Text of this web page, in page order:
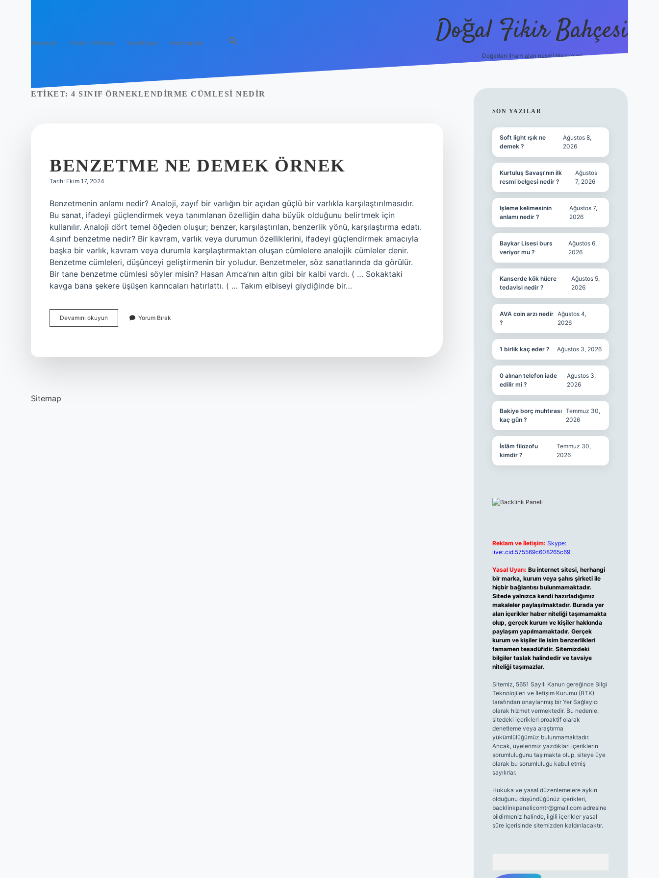
Anasayfa Gizlilik Politikası Yasal Uyarı Hakkımızda Doğal Fikir Bahçesi
Doğadan ilham alan neşeli hikayeler!
ETIKET: 4 SINIF ÖRNEKLENDIRME CÜMLESI NEDIR
BENZETME NE DEMEK ÖRNEK
Tarih: Ekim 17, 2024
Benzetmenin anlamı nedir? Analoji, zayıf bir varlığın bir açıdan güçlü bir varlıkla karşılaştırılmasıdır.
Bu sanat, ifadeyi güçlendirmek veya tanımlanan özelliğin daha büyük olduğunu belirtmek için
kullanılır. Analoji dört temel öğeden oluşur; benzer, karşılaştırılan, benzerlik yönü, karşılaştırma edatı.
4.sınıf benzetme nedir? Bir kavram, varlık veya durumun özelliklerini, ifadeyi güçlendirmek amacıyla
başka bir varlık, kavram veya durumla karşılaştırmaktan oluşan cümlelere analojik cümleler denir.
Benzetme cümleleri, düşünceyi geliştirmenin bir yoludur. Benzetmeler, söz sanatlarında da görülür.
Bir tane benzetme cümlesi söyler misin? Hasan Amca’nın altın gibi bir kalbi vardı. ( … Sokaktaki
kavga bana şekere üşüşen karıncaları hatırlattı. ( … Takım elbiseyi giydiğinde bir…
Devamını okuyun Benzetme
Ne
Yorum Bırak
Sitemap
SIDEBAR
SON YAZILAR
Soft light ışık ne
demek ?
Ağustos 8,
2026
Kurtuluş Savaşı’nın ilk
resmi belgesi nedir ?
Ağustos
7, 2026
Işleme kelimesinin
anlamı nedir ?
Ağustos 7,
2026
Baykar Lisesi burs
veriyor mu ?
Ağustos 6,
2026
Kanserde kök hücre
tedavisi nedir ?
Ağustos 5,
2026
AVA coin arzı nedir
?
Ağustos 4,
2026
1 birlik kaç eder ? Ağustos 3, 2026
0 alınan telefon iade
edilir mi ?
Ağustos 3,
2026
Bakiye borç muhtırası
kaç gün ?
Temmuz 30,
2026
İslâm filozofu
kimdir ?
Temmuz 30,
2026
Reklam ve İletişim: Skype:
live:.cid.575569c608265c69
Yasal Uyarı: Bu internet sitesi, herhangi
bir marka, kurum veya şahıs şirketi ile
hiçbir bağlantısı bulunmamaktadır.
Sitede yalnızca kendi hazırladığımız
makaleler paylaşılmaktadır. Burada yer
alan içerikler haber niteliği taşımamakta
olup, gerçek kurum ve kişiler hakkında
paylaşım yapılmamaktadır. Gerçek
kurum ve kişiler ile isim benzerlikleri
tamamen tesadüfidir. Sitemizdeki
bilgiler taslak halindedir ve tavsiye
niteliği taşımazlar.
Sitemiz, 5651 Sayılı Kanun gereğince Bilgi
Teknolojileri ve İletişim Kurumu (BTK)
tarafından onaylanmış bir Yer Sağlayıcı
olarak hizmet vermektedir. Bu nedenle,
sitedeki içerikleri proaktif olarak
denetleme veya araştırma
yükümlülüğümüz bulunmamaktadır.
Ancak, üyelerimiz yazdıkları içeriklerin
sorumluluğunu taşımakta olup, siteye üye
olarak bu sorumluluğu kabul etmiş
sayılırlar.
Hukuka ve yasal düzenlemelere aykırı
olduğunu düşündüğünüz içerikleri,
backlinkpanelicomtr@gmail.comadresine
bildirmeniz halinde, ilgili içerikler yasal
süre içerisinde sitemizden kaldırılacaktır.
grandoperabet